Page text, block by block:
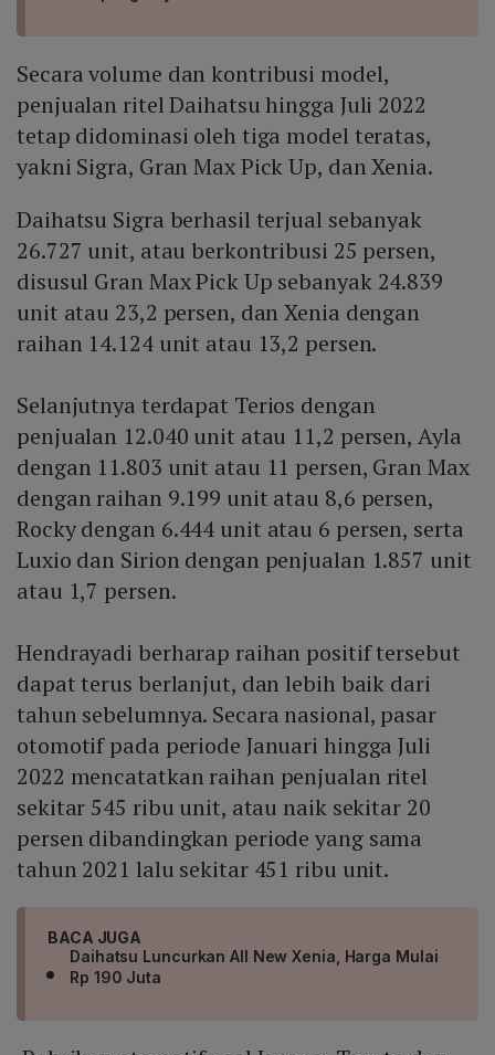
Secara volume dan kontribusi model,
penjualan ritel Daihatsu hingga Juli 2022
tetap didominasi oleh tiga model teratas,
yakni Sigra, Gran Max Pick Up, dan Xenia.
Daihatsu Sigra berhasil terjual sebanyak
26.727 unit, atau berkontribusi 25 persen,
disusul Gran Max Pick Up sebanyak 24.839
unit atau 23,2 persen, dan Xenia dengan
raihan 14.124 unit atau 13,2 persen.
Selanjutnya terdapat Terios dengan
penjualan 12.040 unit atau 11,2 persen, Ayla
dengan 11.803 unit atau 11 persen, Gran Max
dengan raihan 9.199 unit atau 8,6 persen,
Rocky dengan 6.444 unit atau 6 persen, serta
Luxio dan Sirion dengan penjualan 1.857 unit
atau 1,7 persen.
Hendrayadi berharap raihan positif tersebut
dapat terus berlanjut, dan lebih baik dari
tahun sebelumnya. Secara nasional, pasar
otomotif pada periode Januari hingga Juli
2022 mencatatkan raihan penjualan ritel
sekitar 545 ribu unit, atau naik sekitar 20
persen dibandingkan periode yang sama
tahun 2021 lalu sekitar 451 ribu unit.
BACA JUGA
Daihatsu Luncurkan All New Xenia, Harga Mulai
Rp 190 Juta